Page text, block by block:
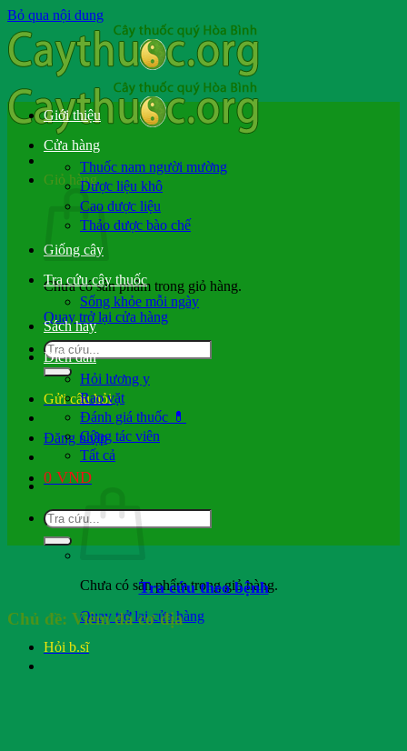
Bỏ qua nội dung
Giỏ hàng
Chưa có sản phẩm trong giỏ hàng.
Quay trở lại cửa hàng
Gửi câu hỏi
Đăng nhập
0 VND
Chưa có sản phẩm trong giỏ hàng.
Quay trở lại cửa hàng
Hỏi b.sĩ
Giới thiệu
Cửa hàng
Thuốc nam người mường
Dược liệu khô
Cao dược liệu
Thảo dược bào chế
Giống cây
Tra cứu cây thuốc
Sống khỏe mỗi ngày
Sách hay
Diễn đàn
Hỏi lương y
Rao vặt
Đánh giá thuốc 💊
Cộng tác viên
Tất cả
Tra cứu theo bệnh
Chủ đề: Viêm da cơ địa